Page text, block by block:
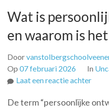
Wat is
en waarom is
Door
Op 07 februari 2026 In
Laat een reactie achterop
is
De term “persoonlijke